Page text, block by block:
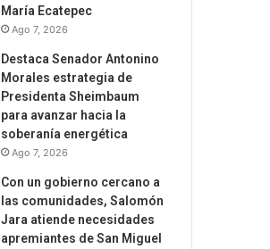
María Ecatepec
Ago 7, 2026
Destaca Senador Antonino
Morales estrategia de
Presidenta Sheimbaum
para avanzar hacia la
soberanía energética
Ago 7, 2026
Con un gobierno cercano a
las comunidades, Salomón
Jara atiende necesidades
apremiantes de San Miguel